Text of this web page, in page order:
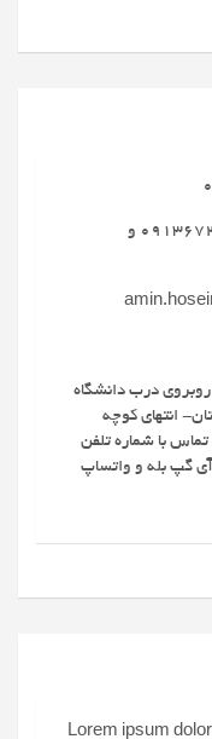
شماره های همراه مدیریت شرکت: 09136729270 و
درب دانشگاه
انتهای کوچه
برقراری تماس با شماره تلفن
و آی گپ بله و واتساپ
Lorem ipsum